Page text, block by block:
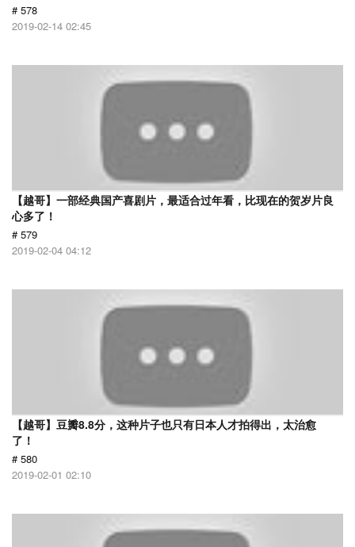
# 578
2019-02-14 02:45
【越哥】一部经典国产喜剧片，最适合过年看，比现在的贺岁片良
心多了！
# 579
2019-02-04 04:12
【越哥】豆瓣8.8分，这种片子也只有日本人才拍得出，太治愈
了！
# 580
2019-02-01 02:10